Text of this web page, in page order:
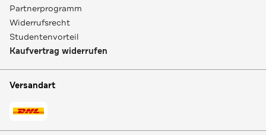
Partnerprogramm
Widerrufsrecht
Studentenvorteil
Kaufvertrag widerrufen
Versandart